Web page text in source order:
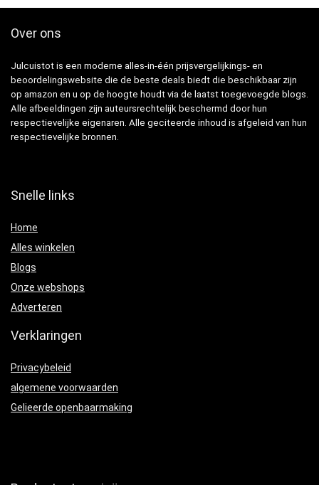
Over ons
Julcuistot is een moderne alles-in-één prijsvergelijkings- en
beoordelingswebsite die de beste deals biedt die beschikbaar zijn
op amazon en u op de hoogte houdt via de laatst toegevoegde blogs.
Alle afbeeldingen zijn auteursrechtelijk beschermd door hun
respectievelijke eigenaren. Alle geciteerde inhoud is afgeleid van hun
respectievelijke bronnen.
Snelle links
Home
Alles winkelen
Blogs
Onze webshops
Adverteren
Verklaringen
Privacybeleid
algemene voorwaarden
Gelieerde openbaarmaking